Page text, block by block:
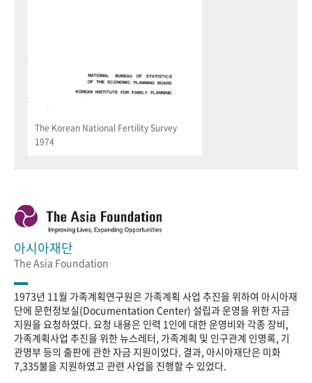
The Korean National Fertility Survey
1974
아시아재단
The Asia Foundation
1973년 11월 가족계획연구원은 가족계획 사업 추진을 위하여 아시아재
단에 문헌정보실(Documentation Center) 설립과 운영을 위한 자금
지원을 요청하였다. 요청 내용은 인력 1인에 대한 운영비와 각종 장비,
가족계획사업 추진을 위한 뉴스레터, 가족계획 및 인구관계 인명록, 기
관명부 등의 출판에 관한 자금 지원이었다. 결과, 아시아재단은 미화
7,335불을 지원하였고 관련 사업을 진행할 수 있었다.